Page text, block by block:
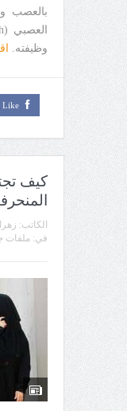
بالعصب
وظيفته.
Like
كيف
الكاتب:
في: ملفات